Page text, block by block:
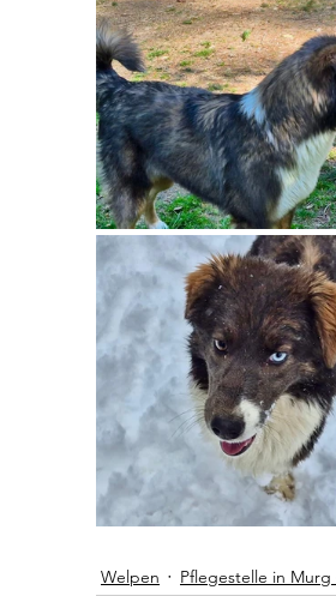
Welpen Pflegestelle in Murg